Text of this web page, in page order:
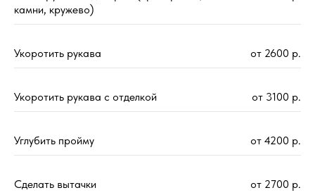
камни, кружево)
Укоротить рукава от 2600 р.
Укоротить рукава с отделкой от 3100 р.
Углубить пройму от 4200 р.
Сделать вытачки от 2700 р.